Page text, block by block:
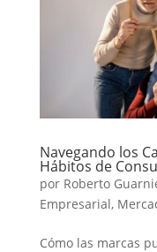
Navegando los
Hábitos de
por Roberto
Empresarial,
Cómo las marcas